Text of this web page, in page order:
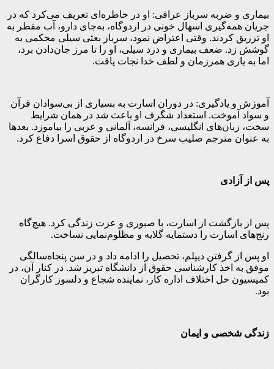
بیماری و ضربه سرباز عراقی: او در خاطره‌ای تعریف می‌کرد که در
جریان همه‌گیری اسهال خونی در اردوگاه، به‌جای دارو، آب مقطر به
او تزریق کردند. وقتی اعتراض نمود، سرباز بعثی سیلی محکمی به
گوشش زد. ضعف بیماری و درد سیلی، او را تا مرز جان‌دادن برد،
اما به یاری همرزمان و لطف خدا نجات یافت.
آموزش و یادگیری: در دوران اسارت به بسیاری از بی‌سوادان قرآن
و سواد آموخت. استعداد شگرف او باعث شد در همان شرایط
سخت، زبان‌های انگلیسی، فرانسه، آلمانی و عربی را بیاموزد. بعدها
به عنوان مترجم صلیب سرخ در اردوگاه از حقوق اسرا دفاع کرد.
پس از آزادی
پس از بازگشت از اسارت، با صبوری و عزت زندگی کرد. هیچ‌گاه
رنج‌های اسارت را دستمایه گلایه و مظلوم‌نمایی نساخت.
او پس از گرفتن دیپلم، تحصیل را ادامه داد و در سن پنجاه‌سالگی
موفق به اخذ کارشناسی حقوق از دانشگاه تبریز شد. در کنار آن، در
کمیسیون حل اختلاف اداره کار، نماینده شجاع و دلسوز کارگران
بود.
زندگی شخصی و ایمان